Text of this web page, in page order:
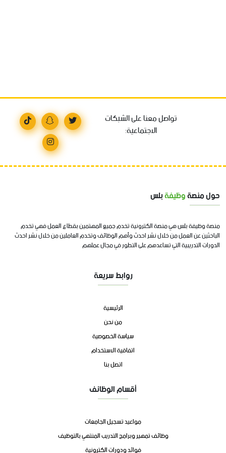
تواصل معنا على الشبكات
الاجتماعية:
حول منصةوظيفةبلس
منصة وظيفة بلس هي منصة الكترونية تخدم جميع المهتمين بقطاع العمل فهي تخدم
الباحثين عن العمل من خلال نشر احدث وأهم الوظائف وتخدم العاملين من خلال نشر احدث
الدورات التدريبية التي تساعدهم على التطور في مجال عملهم
روابط سريعة
الرئيسية
من نحن
سياسة الخصوصية
اتفاقية الاستخدام
اتصل بنا
أقسام الوظائف
مواعيد تسجيل الجامعات
وظائف تمهير وبرامج التدريب المنتهي بالتوظيف